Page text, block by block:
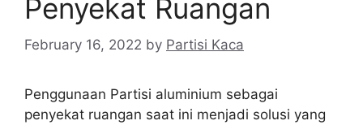
Penyekat Ruangan
February 16, 2022 by Partisi Kaca
Penggunaan Partisi aluminium sebagai
penyekat ruangan saat ini menjadi solusi yang